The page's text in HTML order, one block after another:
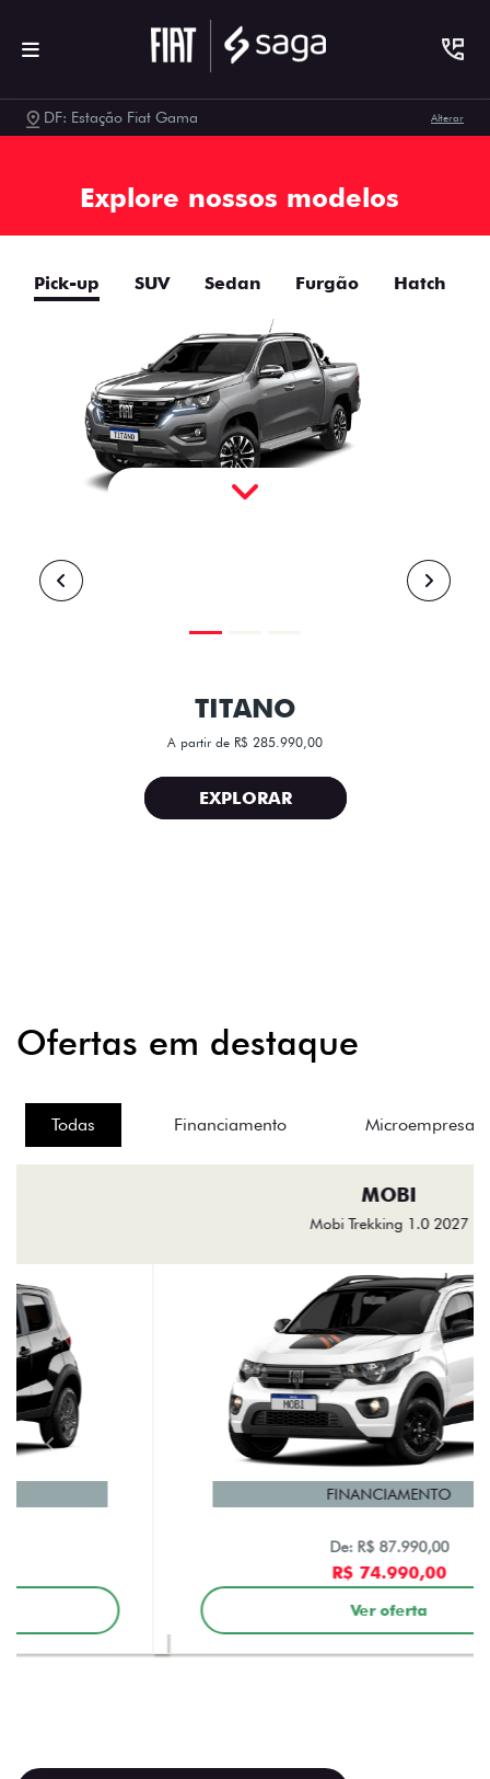
DF: Estação Fiat Gama Alterar
Explore nossos modelos
Pick-up SUV Sedan Furgão Hatch
TITANO
A partir de R$ 285.990,00
EXPLORAR
Ofertas em destaque
Todas Financiamento Microempresas
Mobi Trekking 1.0 2027
templates.template-